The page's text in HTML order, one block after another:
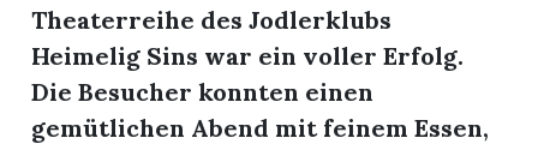
Theaterreihe des Jodlerklubs
Heimelig Sins war ein voller Erfolg.
Die Besucher konnten einen
gemütlichen Abend mit feinem Essen,